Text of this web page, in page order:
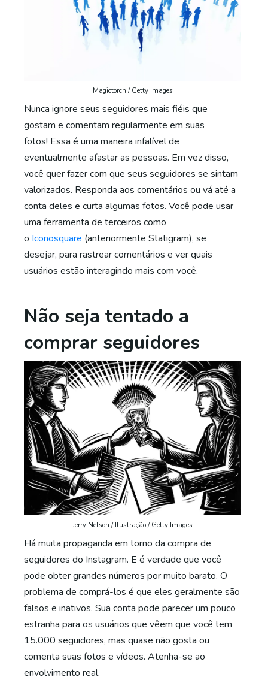
Magictorch / Getty Images
Nunca ignore seus seguidores mais fiéis que
gostam e comentam regularmente em suas
fotos! Essa é uma maneira infalível de
eventualmente afastar as pessoas. Em vez disso,
você quer fazer com que seus seguidores se sintam
valorizados. Responda aos comentários ou vá até a
conta deles e curta algumas fotos. Você pode usar
uma ferramenta de terceiros como
o Iconosquare (anteriormente Statigram), se
desejar, para rastrear comentários e ver quais
usuários estão interagindo mais com você.
Não seja tentado a
comprar seguidores
Jerry Nelson / Ilustração / Getty Images
Há muita propaganda em torno da compra de
seguidores do Instagram. E é verdade que você
pode obter grandes números por muito barato. O
problema de comprá-los é que eles geralmente são
falsos e inativos. Sua conta pode parecer um pouco
estranha para os usuários que vêem que você tem
15.000 seguidores, mas quase não gosta ou
comenta suas fotos e vídeos. Atenha-se ao
envolvimento real.